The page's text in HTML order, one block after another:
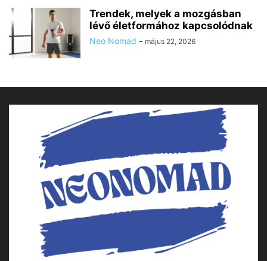
Trendek, melyek a mozgásban
lévő életformához kapcsolódnak
Neo Nomad - május 22, 2026